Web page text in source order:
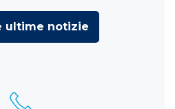
ultime notizie